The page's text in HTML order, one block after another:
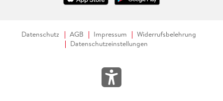
Datenschutz AGB Impressum
Widerrufsbelehrung
Datenschutzeinstellungen